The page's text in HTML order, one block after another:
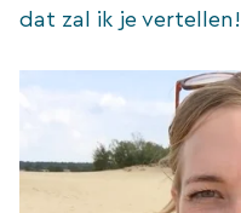
dat zal ik je vertellen!